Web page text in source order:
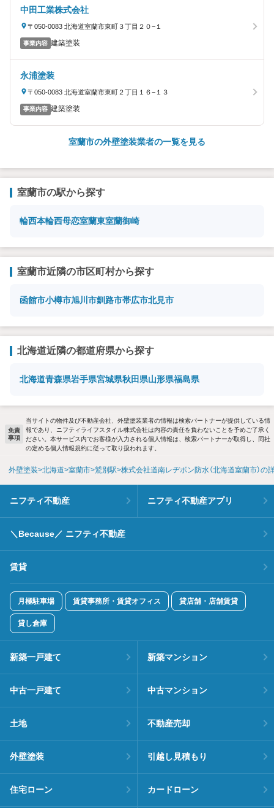
中田工業株式会社
〒050-0083 北海道室蘭市東町３丁目２０−１
事業内容 建築塗装
永浦塗装
〒050-0083 北海道室蘭市東町２丁目１６−１３
事業内容 建築塗装
室蘭市の外壁塗装業者の一覧を見る
室蘭市の駅から探す
輪西本輪西母恋室蘭東室蘭御崎
室蘭市近隣の市区町村から探す
函館市小樽市旭川市釧路市帯広市北見市
北海道近隣の都道府県から探す
北海道青森県岩手県宮城県秋田県山形県福島県
免責
事項
当サイトの物件及び不動産会社、外壁塗装業者の情報は検索パートナーが提供している情
報であり、ニフティライフスタイル株式会社は内容の責任を負わないことを予めご了承く
ださい。本サービス内でお客様が入力される個人情報は、検索パートナーが取得し、同社
の定める個人情報規約に従って取り扱われます。
外壁塗装 北海道 室蘭市 鷲別駅 株式会社道南レヂボン防水（北海道室蘭市）の
ニフティ不動産 ニフティ不動産アプリ
＼Because／ ニフティ不動産
賃貸
月極駐車場 賃貸事務所・賃貸オフィス 貸店舗・店舗賃貸
貸し倉庫
新築一戸建て 新築マンション
中古一戸建て 中古マンション
土地 不動産売却
外壁塗装 引越し見積もり
住宅ローン カードローン